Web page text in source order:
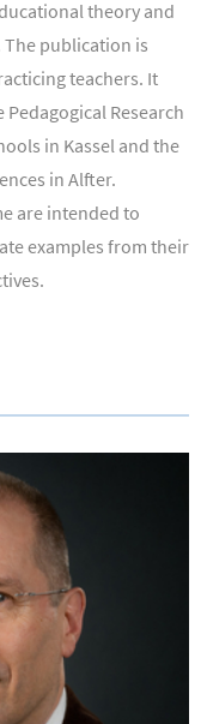
theory and
publication is
teachers. It
Research
in Kassel and the
in Alfter.
are intended to
examples from their